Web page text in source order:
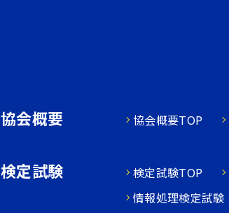
協会概要 協会概要TOP
検定試験 検定試験TOP
情報処理検定試験